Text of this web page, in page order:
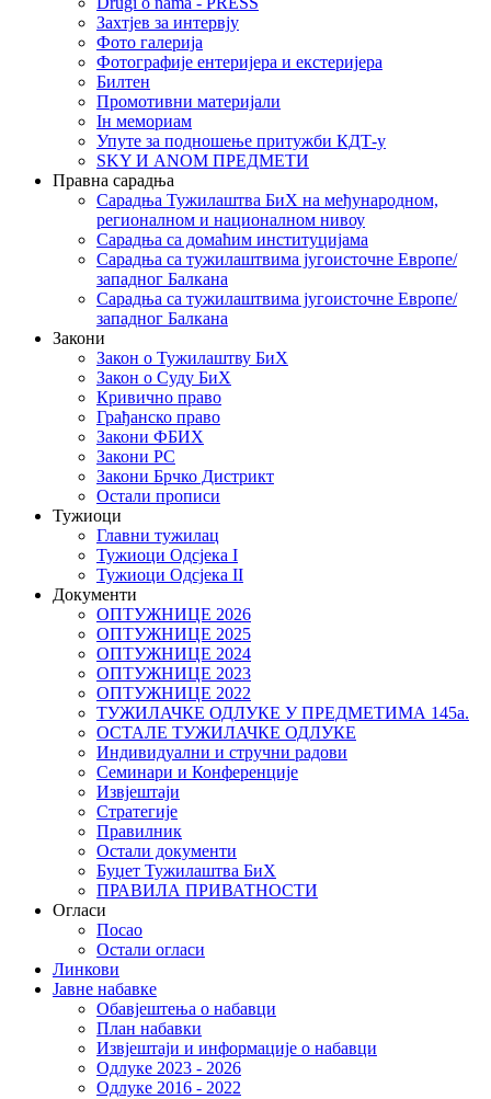
Захтјев за интервју
Фото галерија
Фотографије ентеријера и екстеријера
Билтен
Промотивни материјали
Iн мемориам
Упуте за подношење притужби КДТ-у
SKY И ANOM ПРЕДМЕТИ
Правна сарадња
Сарадња Тужилаштва БиХ на међународном,
регионалном и националном нивоу
Сарадња са домаћим институцијама
Сарадња са тужилаштвима југоисточне Европе/
западног Балкана
Сарадња са тужилаштвима југоисточне Европе/
западног Балкана
Закони
Закон о Тужилаштву БиХ
Закон о Суду БиХ
Кривично право
Грађанско право
Закони ФБИХ
Закони РС
Закони Брчко Дистрикт
Остали прописи
Тужиоци
Главни тужилац
Тужиоци Oдсјекa I
Тужиоци Oдсјекa II
Документи
ОПТУЖНИЦЕ 2026
ОПТУЖНИЦЕ 2025
ОПТУЖНИЦЕ 2024
ОПТУЖНИЦЕ 2023
ОПТУЖНИЦЕ 2022
ТУЖИЛАЧКЕ ОДЛУКЕ У ПРЕДМЕТИМА 145а.
ОСТАЛЕ ТУЖИЛАЧКЕ ОДЛУКЕ
Индивидуални и стручни радови
Семинари и Конференције
Извјештаји
Стратегије
Правилник
Остали документи
Буџет Тужилаштва БиХ
ПРАВИЛА ПРИВАТНОСТИ
Огласи
Посао
Остали огласи
Линкови
Јавне набавке
Обавјештења о набавци
План набавки
Извјештаји и информације о набавци
Одлуке 2023 - 2026
Одлуке 2016 - 2022